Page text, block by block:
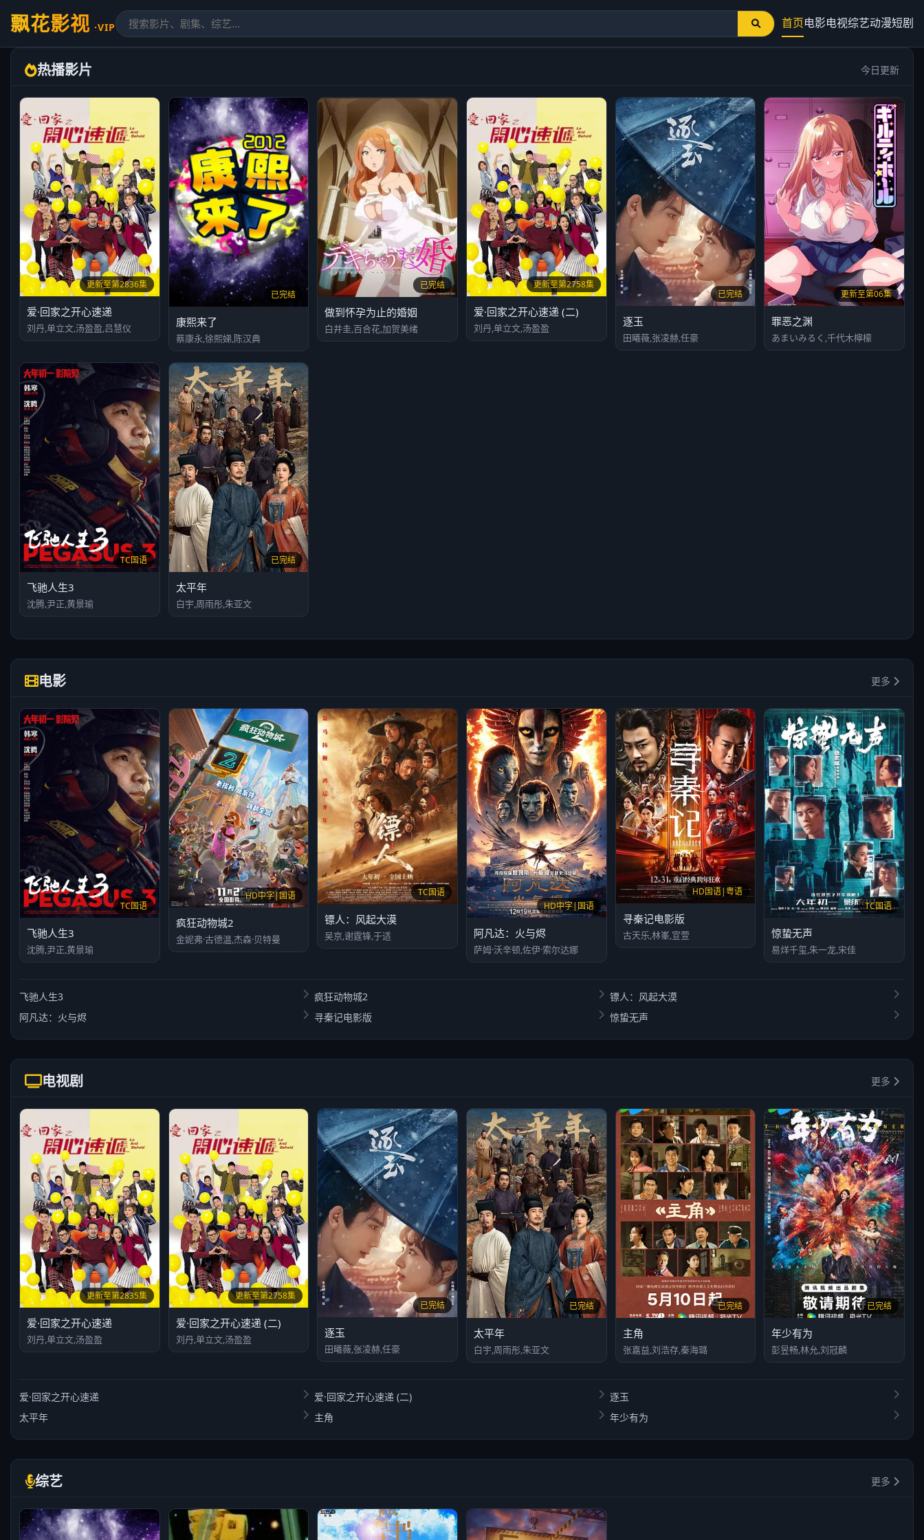
飘花影视 ·VIP 首页电影电视综艺动漫短剧
热播影片 今日更新
更新至第2836集
爱·回家之开心速递
刘丹,单立文,汤盈盈,吕慧仪
已完结
康熙来了
蔡康永,徐熙娣,陈汉典
已完结
做到怀孕为止的婚姻
白井圭,百合花,加贺美绪
更新至第2758集
爱·回家之开心速递 (二)
刘丹,单立文,汤盈盈
已完结
逐玉
田曦薇,张凌赫,任豪
更新至第06集
罪恶之渊
あまいみるく,千代木檸檬
TC国语
飞驰人生3
沈腾,尹正,黄景瑜
已完结
太平年
白宇,周雨彤,朱亚文
电影 更多
TC国语
飞驰人生3
沈腾,尹正,黄景瑜
HD中字|国语
疯狂动物城2
金妮弗·古德温,杰森·贝特曼
TC国语
镖人：风起大漠
吴京,谢霆锋,于适
HD中字|国语
阿凡达：火与烬
萨姆·沃辛顿,佐伊·索尔达娜
HD国语|粤语
寻秦记电影版
古天乐,林峯,宣萱
TC国语
惊蛰无声
易烊千玺,朱一龙,宋佳
飞驰人生3 疯狂动物城2
镖人：风起大漠
阿凡达：火与烬
寻秦记电影版 惊蛰无声
电视剧 更多
更新至第2835集
爱·回家之开心速递
刘丹,单立文,汤盈盈
更新至第2758集
爱·回家之开心速递 (二)
刘丹,单立文,汤盈盈
已完结
逐玉
田曦薇,张凌赫,任豪
已完结
太平年
白宇,周雨彤,朱亚文
已完结
主角
张嘉益,刘浩存,秦海璐
已完结
年少有为
彭昱畅,林允,刘冠麟
爱·回家之开心速递 爱·回家之开心速递 (二)
逐玉
太平年
主角 年少有为
综艺 更多